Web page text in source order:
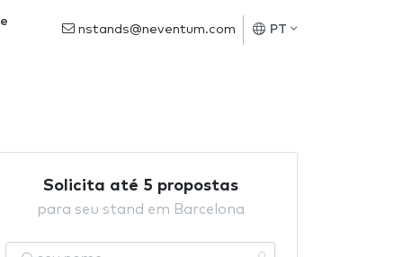
nstands@neventum.com PT
Solicita até 5 propostas
para seu stand em Barcelona